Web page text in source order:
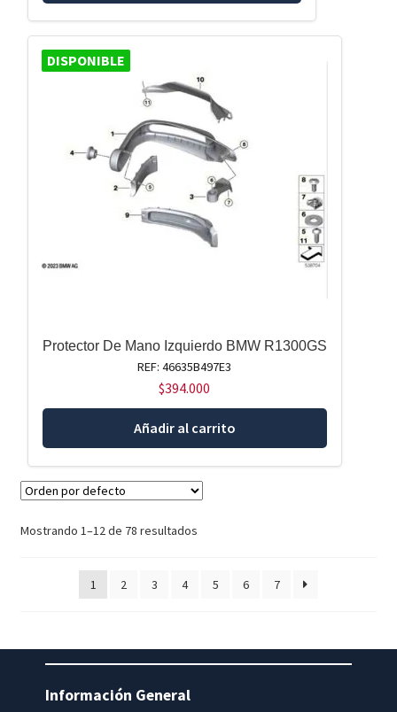
DISPONIBLE
Protector De Mano Izquierdo BMW R1300GS
REF: 46635B497E3
$394.000
Añadir al carrito
Mostrando 1–12 de 78 resultados
1 2 3 4 5 6 7
Información General